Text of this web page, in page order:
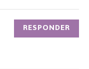
RESPONDER